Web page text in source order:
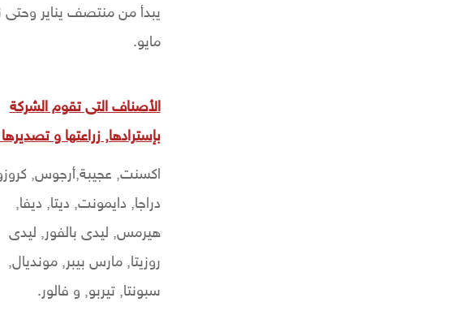
يبدأ من منتصف يناير وحتى
مايو.
الأصناف التى تقوم الشركة
بإسترادها, زراعتها و
اكسنت, عجيبة,أرجوس,
دراجا, دايمونت, ديتا, ديفا,
هيرمس, ليدى بالفور, ليدى
روزيتا, مارس بيبر, مونديال,
سبونتا, تيربو, و فالور.